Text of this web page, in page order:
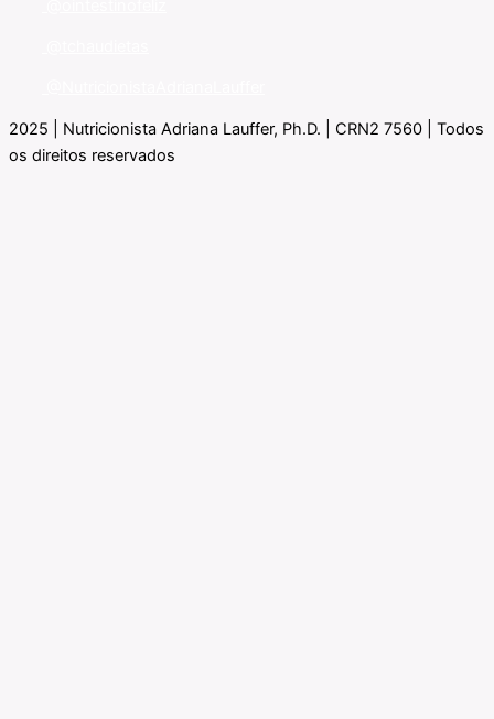
2025 | Nutricionista Adriana Lauffer, Ph.D. | CRN2 7560 | Todos
os direitos reservados